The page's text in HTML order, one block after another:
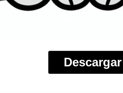
Descargar